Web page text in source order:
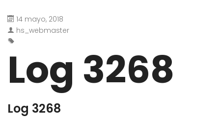
14 mayo, 2018
hs_webmaster
Log 3268
Log 3268